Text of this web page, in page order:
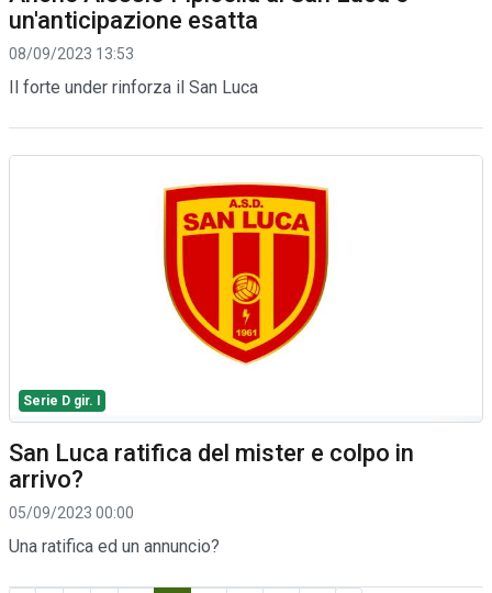
un'anticipazione esatta
08/09/2023 13:53
Il forte under rinforza il San Luca
Serie D gir. I
San Luca ratifica del mister e colpo in
arrivo?
05/09/2023 00:00
Una ratifica ed un annuncio?